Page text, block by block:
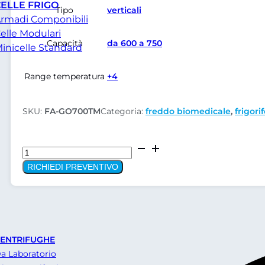
FRIGO
Componibili
Modulari
Standard
Laboratorio
Tipo verticali
Capacità da 600 a 750
Range temperatura +4
SKU: FA-GO700TMCategoria: freddo biomedicale,
Armadio
frigo
da
FA-
GO700TM
RICHIEDI PREVENTIVO